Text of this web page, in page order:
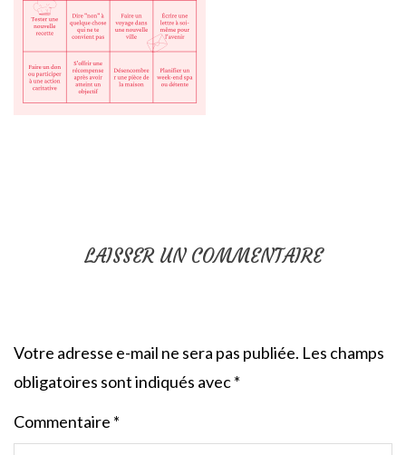
LAISSER UN COMMENTAIRE
Votre adresse e-mail ne sera pas publiée. Les champs
obligatoires sont indiqués avec*
Commentaire *